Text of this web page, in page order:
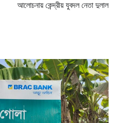
আলোচনায় কেন্দ্রীয় যুবদল নেতা দুলাল